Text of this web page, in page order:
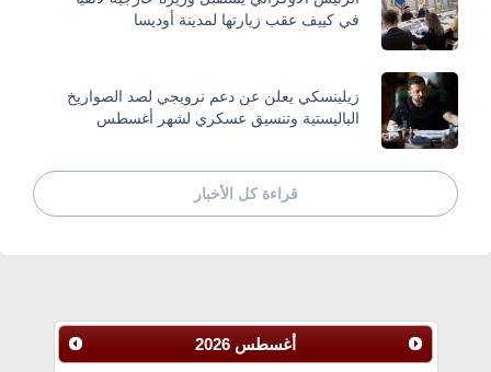
في كييف عقب زيارتها لمدينة أوديسا
زيلينسكي يعلن عن دعم نرويجي لصد الصواريخ
الباليستية وتنسيق عسكري لشهر أغسطس
قراءة كل الأخبار
أغسطس 2026